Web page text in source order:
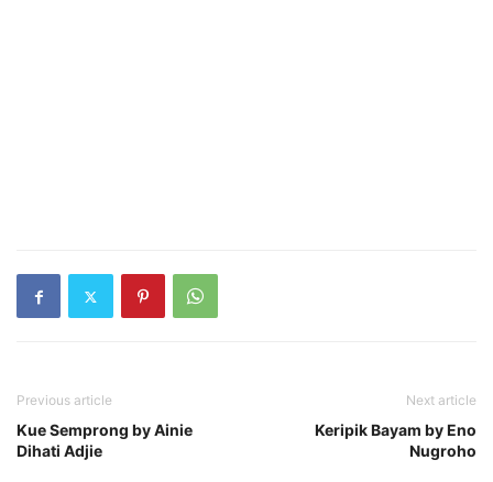
Previous article
Kue Semprong by Ainie
Dihati Adjie
Next article
Keripik Bayam by Eno
Nugroho